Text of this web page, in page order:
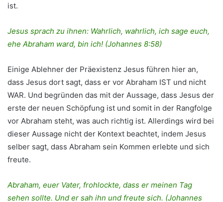
ist.
Jesus sprach zu ihnen: Wahrlich, wahrlich, ich sage euch,
ehe Abraham ward, bin ich! (Johannes 8:58)
Einige Ablehner der Präexistenz Jesus führen hier an,
dass Jesus dort sagt, dass er vor Abraham IST und nicht
WAR. Und begründen das mit der Aussage, dass Jesus der
erste der neuen Schöpfung ist und somit in der Rangfolge
vor Abraham steht, was auch richtig ist. Allerdings wird bei
dieser Aussage nicht der Kontext beachtet, indem Jesus
selber sagt, dass Abraham sein Kommen erlebte und sich
freute.
Abraham, euer Vater, frohlockte, dass er meinen Tag
sehen sollte. Und er sah ihn und freute sich. (Johannes